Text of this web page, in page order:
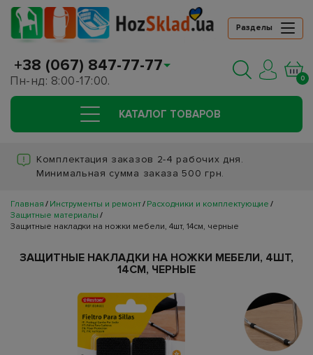
Разделы
+38 (067) 847-77-77
Пн-нд: 8:00-17:00. 0
КАТАЛОГ ТОВАРОВ
Комплектация заказов 2-4 рабочих дня.
Минимальная сумма заказа 500 грн.
Главная Инструменты и ремонт Расходники и комплектующие
Защитные материалы
Защитные накладки на ножки мебели, 4шт, 14см, черные
ЗАЩИТНЫЕ НАКЛАДКИ НА НОЖКИ МЕБЕЛИ, 4ШТ,
14СМ, ЧЕРНЫЕ